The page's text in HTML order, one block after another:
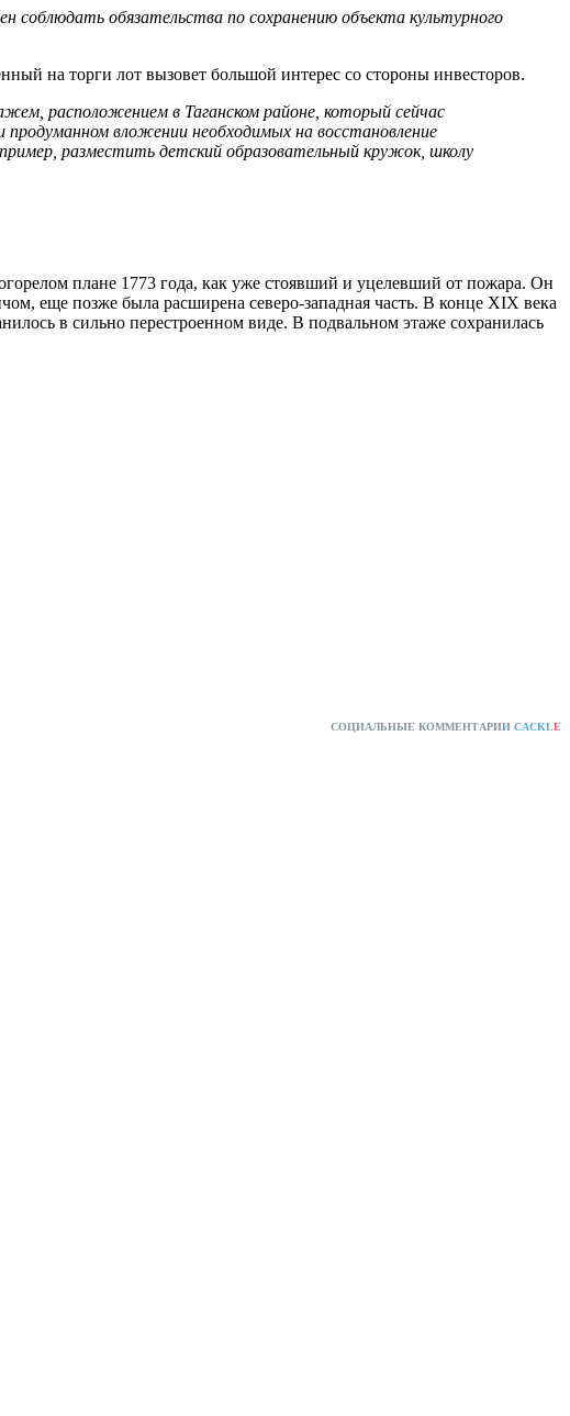
соблюдать обязательства по сохранению объекта культурного
на торги лот вызовет большой интерес со стороны инвесторов.
расположением в Таганском районе, который сейчас
вложении необходимых на восстановление
разместить детский образовательный кружок, школу
плане 1773 года, как уже стоявший и уцелевший от пожара. Он
еще позже была расширена северо-западная часть. В конце XIX века
в сильно перестроенном виде. В подвальном этаже сохранилась
СОЦИАЛЬНЫЕ КОММЕНТАРИИ CACKLE